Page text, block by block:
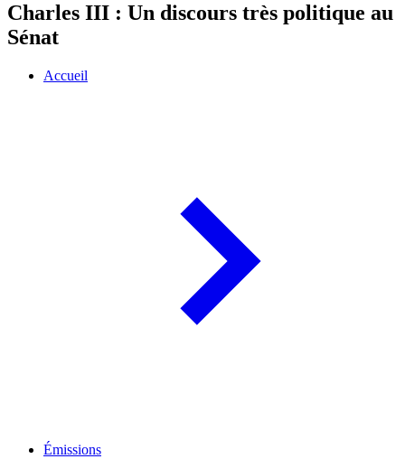
Charles III : Un discours très politique au
Sénat
Accueil
Émissions